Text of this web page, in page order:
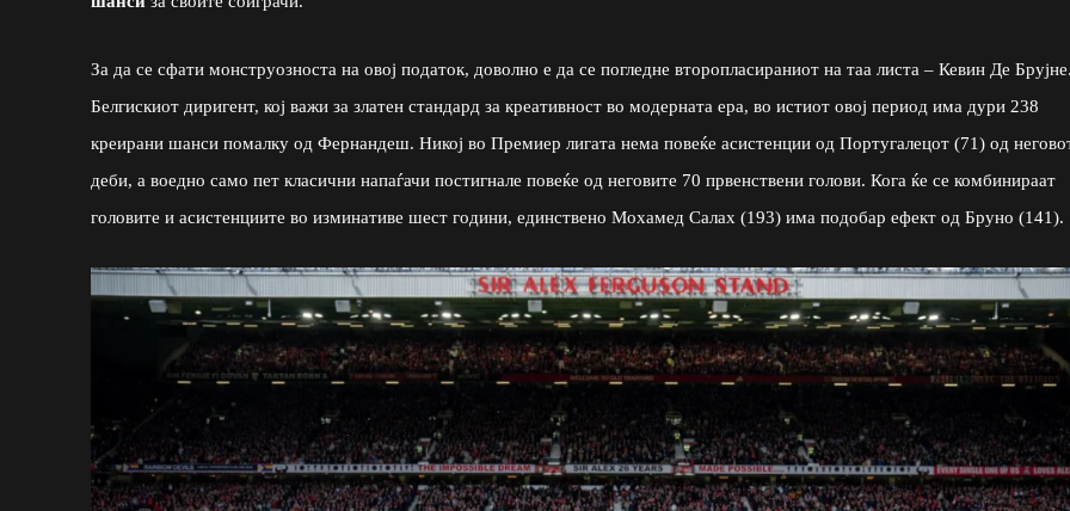
За да се сфати монструозноста на овој податок, доволно е да се погледне второпласираниот на таа листа – Кевин Де
Белгискиот диригент, кој важи за златен стандард за креативност во модерната ера, во истиот овој период има дури 238
креирани шанси помалку од Фернандеш. Никој во Премиер лигата нема повеќе асистенции од Португалецот (71) од
деби, а воедно само пет класични напаѓачи постигнале повеќе од неговите 70 првенствени голови. Кога ќе се комбинираат
головите и асистенциите во изминативе шест години, единствено Мохамед Салах (193) има подобар ефект од Бруно (141).